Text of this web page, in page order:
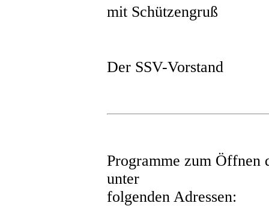
mit Schützengruß
Der SSV-Vorstand
Programme zum Öffnen
unter
folgenden Adressen: